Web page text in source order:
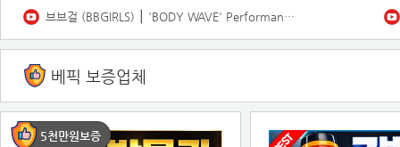
브브걸 (BBGIRLS) ⎮ 'BODY WAVE' Performance Video
베픽 보증업체
5천만원보증